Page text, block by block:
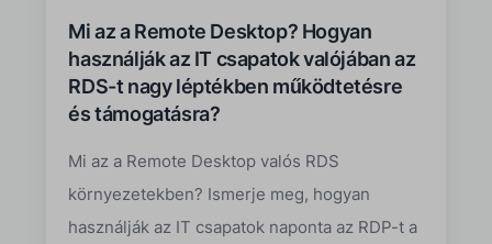
Mi az a Remote Desktop? Hogyan
használják az IT csapatok valójában az
RDS-t nagy léptékben működtetésre
és támogatásra?
Mi az a Remote Desktop valós RDS
környezetekben? Ismerje meg, hogyan
használják az IT csapatok naponta az RDP-t a